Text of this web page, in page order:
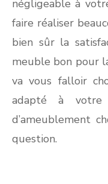
négligeable à
faire réaliser
bien sûr la
meuble bon pour
va vous falloir
adapté à votre
d’ameublement
question.